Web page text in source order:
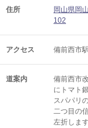
住所
岡山県岡
102
アクセス 備前西市
道案内
備前西市
にトマト
スパパリ
二つ目の
左折しま